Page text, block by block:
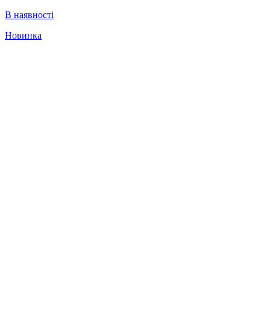
В наявності
Новинка